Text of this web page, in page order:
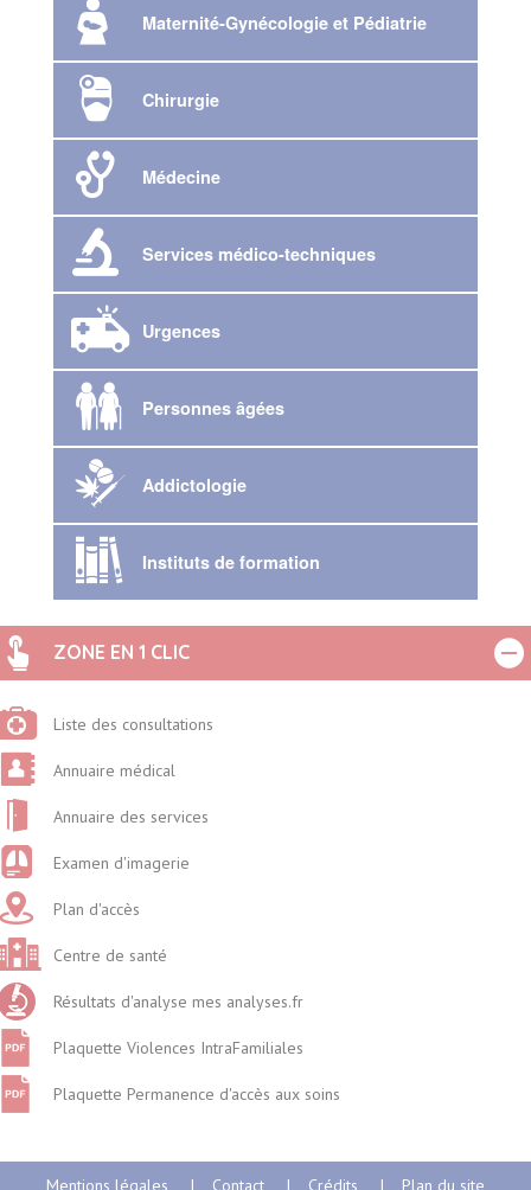
Maternité-Gynécologie et Pédiatrie
Chirurgie
Médecine
Services médico-techniques
Urgences
Personnes âgées
Addictologie
Instituts de formation
ZONE EN 1 CLIC
Liste des consultations
Annuaire médical
Annuaire des services
Examen d'imagerie
Plan d'accès
Centre de santé
Résultats d'analyse mes analyses.fr
Plaquette Violences IntraFamiliales
Plaquette Permanence d'accès aux soins
Mentions légales Contact Crédits Plan du site